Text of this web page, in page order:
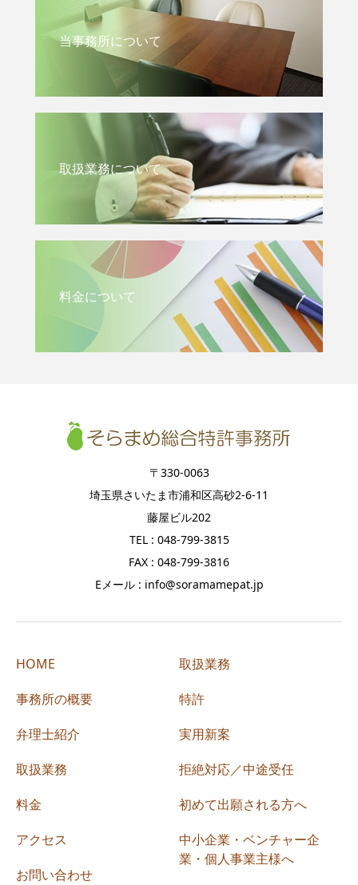
当事務所について
取扱業務について
料金について
〒330-0063
埼玉県さいたま市浦和区高砂2-6-11
藤屋ビル202
TEL : 048-799-3815
FAX : 048-799-3816
Eメール : info@soramamepat.jp
HOME
事務所の概要
弁理士紹介
取扱業務
料金
アクセス
お問い合わせ
取扱業務
特許
実用新案
拒絶対応／中途受任
初めて出願される方へ
中小企業・ベンチャー企
業・個人事業主様へ